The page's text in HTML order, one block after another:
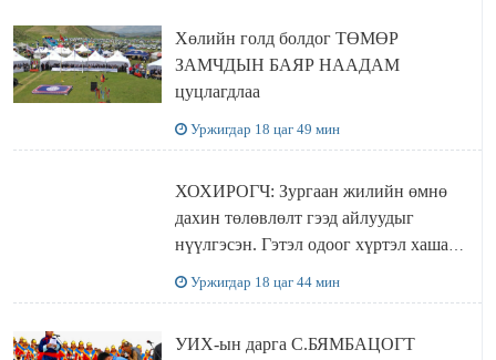
Хөлийн голд болдог ТӨМӨР
ЗАМЧДЫН БАЯР НААДАМ
цуцлагдлаа
Уржигдар 18 цаг 49 мин
ХОХИРОГЧ: Зургаан жилийн өмнө
дахин төлөвлөлт гээд айлуудыг
нүүлгэсэн. Гэтэл одоог хүртэл хашаа
Уржигдар 18 цаг 44 мин
УИХ-ын дарга С.БЯМБАЦОГТ